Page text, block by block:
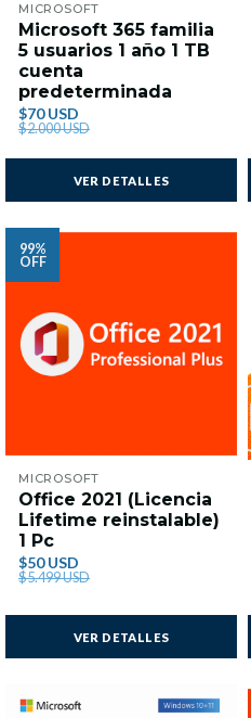
MICROSOFT
Microsoft 365 familia
5 usuarios 1 año 1 TB
cuenta
predeterminada
$70 USD
$2.000 USD
VER DETALLES
99%
OFF
MICROSOFT
Office 2021 (Licencia
Lifetime reinstalable)
1 Pc
$50 USD
$5.499 USD
VER DETALLES